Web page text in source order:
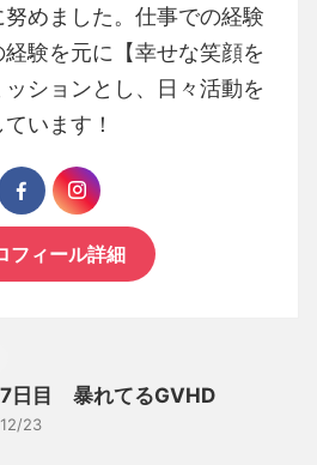
めました。仕事での経験
験を元に【幸せな笑顔を
ションとし、日々活動を
ています！
フィール詳細
日目 暴れてるGVHD
23